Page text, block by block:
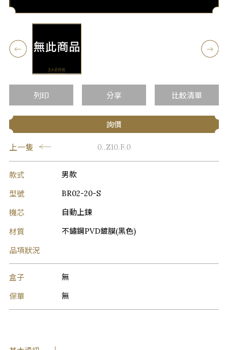
列印 分享 比較清單
詢價
上一隻 0..Z10.F.0
款式 男款
型號 BR02-20-S
機芯 自動上鍊
材質 不鏽鋼PVD鍍膜(黑色)
品項狀況
盒子 無
保單 無